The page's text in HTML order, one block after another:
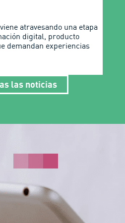
atravesando una etapa
digital, producto
demandan experiencias
las noticias